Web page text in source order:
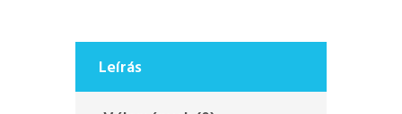
Leírás